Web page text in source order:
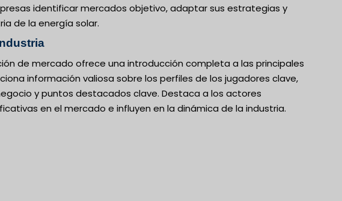
identificar mercados objetivo, adaptar sus estrategias y
de la energía solar.
de mercado ofrece una introducción completa a las principales
información valiosa sobre los perfiles de los jugadores clave,
y puntos destacados clave. Destaca a los actores
en el mercado e influyen en la dinámica de la industria.